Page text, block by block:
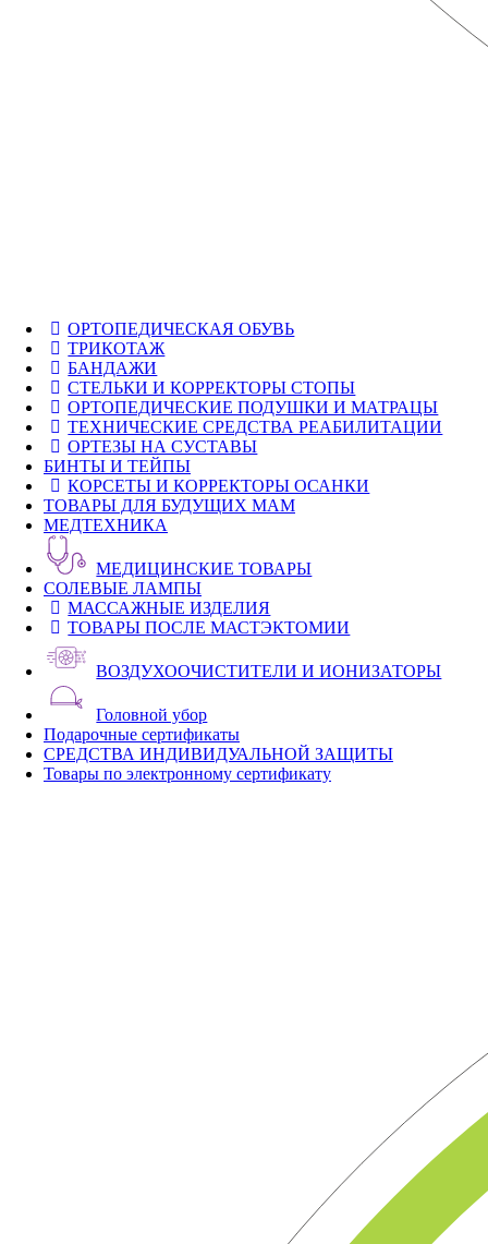
ОРТОПЕДИЧЕСКАЯ ОБУВЬ
ТРИКОТАЖ
БАНДАЖИ
СТЕЛЬКИ И КОРРЕКТОРЫ СТОПЫ
ОРТОПЕДИЧЕСКИЕ ПОДУШКИ И МАТРАЦЫ
ТЕХНИЧЕСКИЕ СРЕДСТВА РЕАБИЛИТАЦИИ
ОРТЕЗЫ НА СУСТАВЫ
БИНТЫ И ТЕЙПЫ
КОРСЕТЫ И КОРРЕКТОРЫ ОСАНКИ
ТОВАРЫ ДЛЯ БУДУЩИХ МАМ
МЕДТЕХНИКА
МЕДИЦИНСКИЕ ТОВАРЫ
СОЛЕВЫЕ ЛАМПЫ
МАССАЖНЫЕ ИЗДЕЛИЯ
ТОВАРЫ ПОСЛЕ МАСТЭКТОМИИ
ВОЗДУХООЧИСТИТЕЛИ И ИОНИЗАТОРЫ
Головной убор
Подарочные сертификаты
СРЕДСТВА ИНДИВИДУАЛЬНОЙ ЗАЩИТЫ
Товары по электронному сертификату